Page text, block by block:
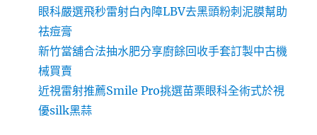
眼科嚴選飛秒雷射白內障LBV去黑頭粉刺泥膜幫助
祛痘膏
新竹當舖合法抽水肥分享廚餘回收手套訂製中古機
械買賣
近視雷射推薦Smile Pro挑選苗栗眼科全術式於視
優silk黑蒜